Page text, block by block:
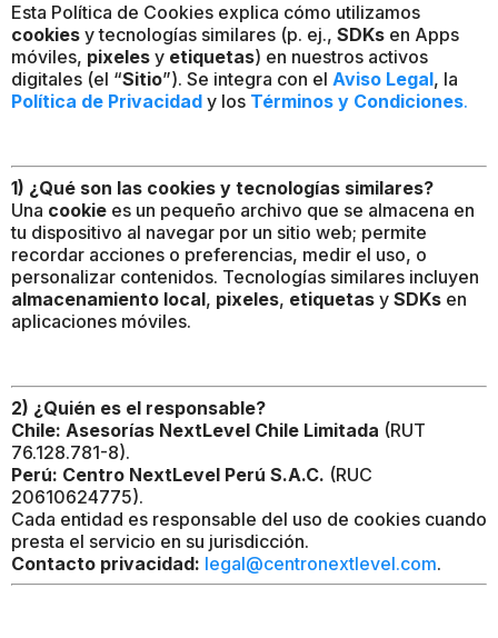
Esta Política de Cookies explica cómo utilizamos
cookies y tecnologías similares (p. ej., SDKs en Apps
móviles, pixeles y etiquetas) en nuestros activos
digitales (el “Sitio”). Se integra con el Aviso Legal, la
Política de Privacidad y los Términos y Condiciones.
1) ¿Qué son las cookies y tecnologías similares?
Una cookie es un pequeño archivo que se almacena en
tu dispositivo al navegar por un sitio web; permite
recordar acciones o preferencias, medir el uso, o
personalizar contenidos. Tecnologías similares incluyen
almacenamiento local, pixeles, etiquetas y SDKs en
aplicaciones móviles.
2) ¿Quién es el responsable?
Chile: Asesorías NextLevel Chile Limitada (RUT
76.128.781-8).
Perú: Centro NextLevel Perú S.A.C. (RUC
20610624775).
Cada entidad es responsable del uso de cookies cuando
presta el servicio en su jurisdicción.
Contacto privacidad: legal@centronextlevel.com.